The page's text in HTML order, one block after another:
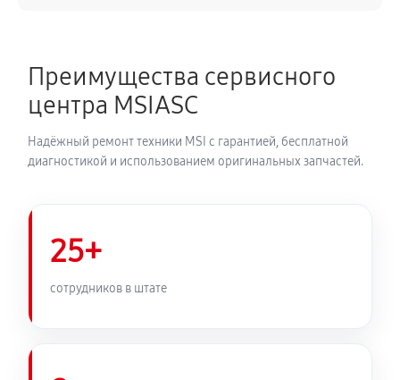
Преимущества сервисного
центра MSIASC
Надёжный ремонт техники MSI с гарантией, бесплатной
диагностикой и использованием оригинальных запчастей.
25+
сотрудников в штате